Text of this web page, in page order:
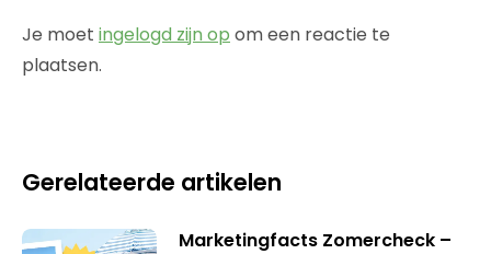
Je moet ingelogd zijn op om een reactie te
plaatsen.
Gerelateerde artikelen
Marketingfacts Zomercheck –